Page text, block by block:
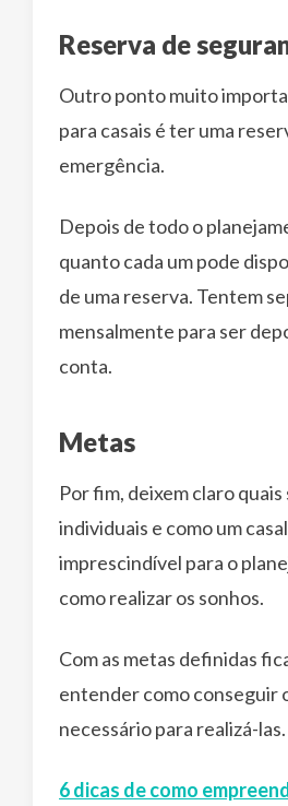
Reserva de
Outro ponto muito
para casais é ter uma
emergência.
Depois de todo o
quanto cada um pode
de uma reserva. Tentem
mensalmente para ser
conta.
Metas
Por fim, deixem claro quais
individuais e como um
imprescindível para o
como realizar os sonhos.
Com as metas definidas
entender como conseguir
necessário para realizá-las.
6 dicas de como